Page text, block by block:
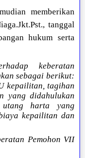
memberikan
tanggal
hukum serta
keberatan
sebagai berikut:
kepailitan, tagihan
yang didahulukan
utang harta yang
kepailitan dan
Pemohon VII